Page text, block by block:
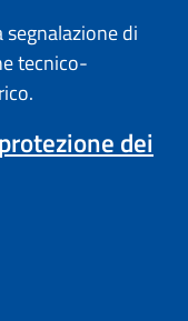
di
tecnico-
dei